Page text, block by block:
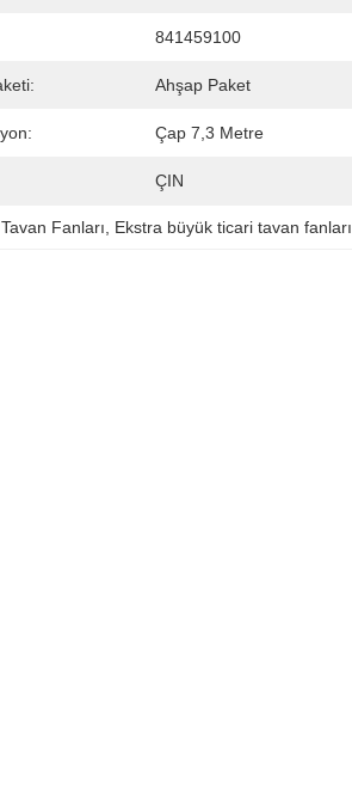
841459100
Ahşap Paket
Çap 7,3 Metre
ÇIN
Fanları Ekstra büyük ticari tavan fanları